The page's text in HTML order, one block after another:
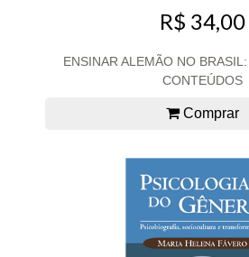
R$ 34,00
ENSINAR ALEMÃO NO
CONTEÚDOS
Comprar